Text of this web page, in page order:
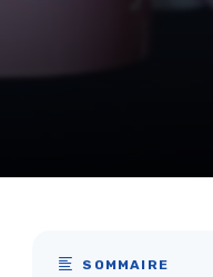
SOMMAIRE